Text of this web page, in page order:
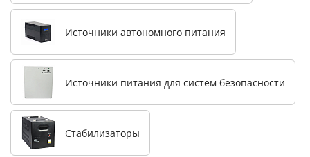
Источники автономного питания
Источники питания для систем безопасности
Стабилизаторы